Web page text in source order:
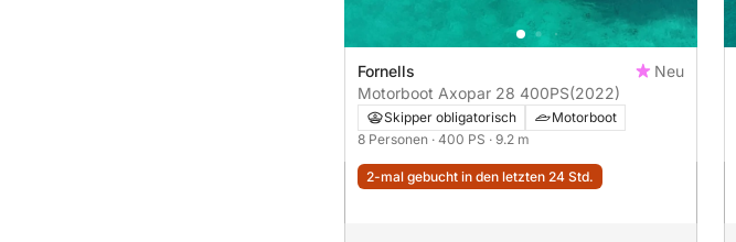
Fornells
Neu
Motorboot Axopar 28 400PS(2022)
Skipper obligatorisch
Motorboot
8 Personen · 400 PS · 9.2 m
2-mal gebucht in den letzten 24 Std.